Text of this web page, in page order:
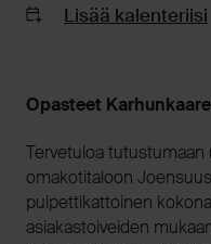
Lisää kalenteriisi
Opasteet
Tervetuloa tutustumaan
omakotitaloon
pulpettikattoinen
asiakastoiveiden